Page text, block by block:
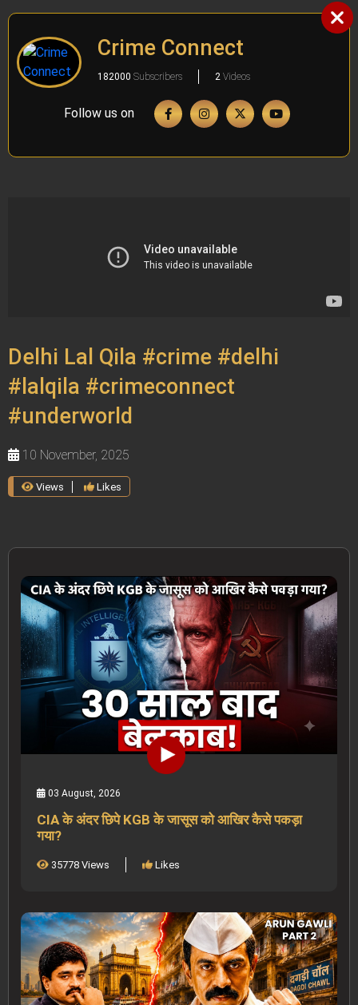
Crime Connect
182000 Subscribers 2 Videos
Follow us on
Delhi Lal Qila #crime #delhi
#lalqila #crimeconnect
#underworld
10 November, 2025
Views Likes
03 August, 2026
CIA के अंदर छिपे KGB के जासूस को आखिर कैसे पकड़ा
गया?
35778 Views Likes